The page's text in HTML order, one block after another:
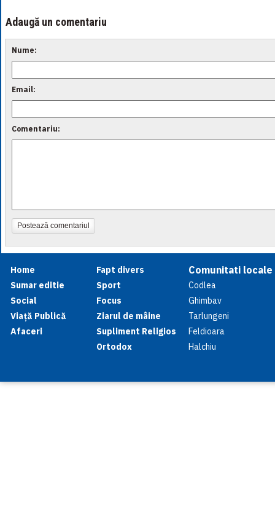
Adaugă un comentariu
Nume:
Email:
Comentariu:
Postează comentariul
Home
Sumar editie
Social
Viață Publică
Afaceri
Fapt divers
Sport
Focus
Ziarul de mâine
Supliment Religios
Ortodox
Comunitati locale
Codlea
Ghimbav
Tarlungeni
Feldioara
Halchiu